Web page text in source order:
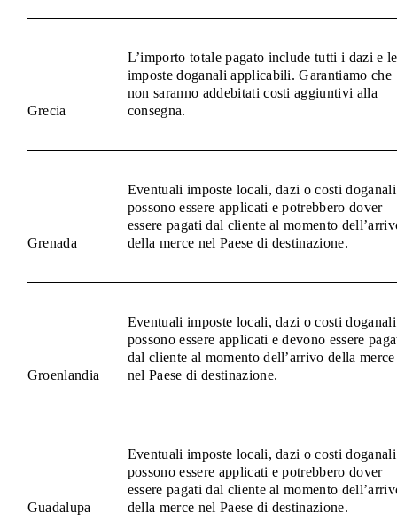
Grecia
L’importo totale pagato include tutti i dazi e le
imposte doganali applicabili. Garantiamo che
non saranno addebitati costi aggiuntivi alla
consegna.
Grenada
Eventuali imposte locali, dazi o costi doganali
possono essere applicati e potrebbero dover
essere pagati dal cliente al momento
della merce nel Paese di destinazione.
Groenlandia
Eventuali imposte locali, dazi o costi doganali
possono essere applicati e devono essere
dal cliente al momento dell’arrivo della merce
nel Paese di destinazione.
Guadalupa
Eventuali imposte locali, dazi o costi doganali
possono essere applicati e potrebbero dover
essere pagati dal cliente al momento
della merce nel Paese di destinazione.